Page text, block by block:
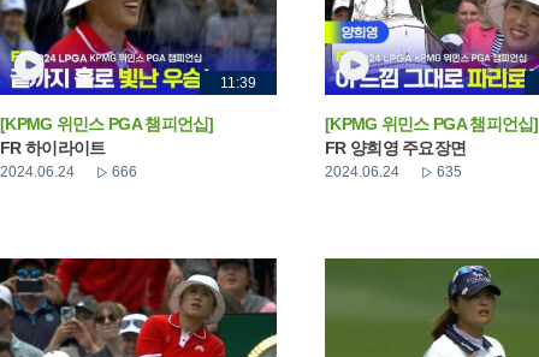
11:39
[KPMG 위민스 PGA 챔피언십]
FR 하이라이트
2024.06.24 666
[KPMG 위민스 PGA 챔피언십]
FR 양희영 주요장면
2024.06.24 635